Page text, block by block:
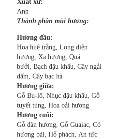
Xuất xứ:
Anh
Thành phần mùi hương:
Hương đầu:
Hoa huệ trắng, Long diên
hương, Xạ hương, Quả
bưởi, Bạch đậu khấu, Cây ngải
dấm, Cây bạc hà
Hương giữa:
Gỗ Bu-lô, Nhục đậu khấu, Gỗ
tuyết tùng, Hoa oải hương
Hương cuối:
Gỗ đàn hương, Gỗ Guaiac, Cỏ
hương bài, Hổ phách, An tức